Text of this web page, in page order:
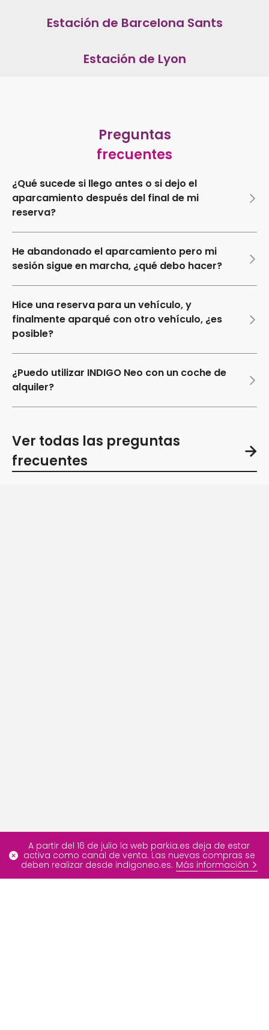
A partir del 16 de julio la web parkia.es deja de estar
activa como canal de venta. Las nuevas compras se
deben realizar desde indigoneo.es. Más información
Estación de Barcelona Sants
Estación de Lyon
Preguntas
frecuentes
¿Qué sucede si llego antes o si dejo el
aparcamiento después del final de mi
reserva?
He abandonado el aparcamiento pero mi
sesión sigue en marcha, ¿qué debo hacer?
Hice una reserva para un vehículo, y
finalmente aparqué con otro vehículo, ¿es
posible?
¿Puedo utilizar INDIGO Neo con un coche de
alquiler?
Ver todas las preguntas
frecuentes